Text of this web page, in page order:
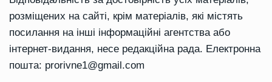
розміщених на сайті, крім матеріалів, які містять
посилання на інші інформаційні агентства або
інтернет-видання, несе редакційна рада. Електронна
пошта: prorivne1@gmail.com